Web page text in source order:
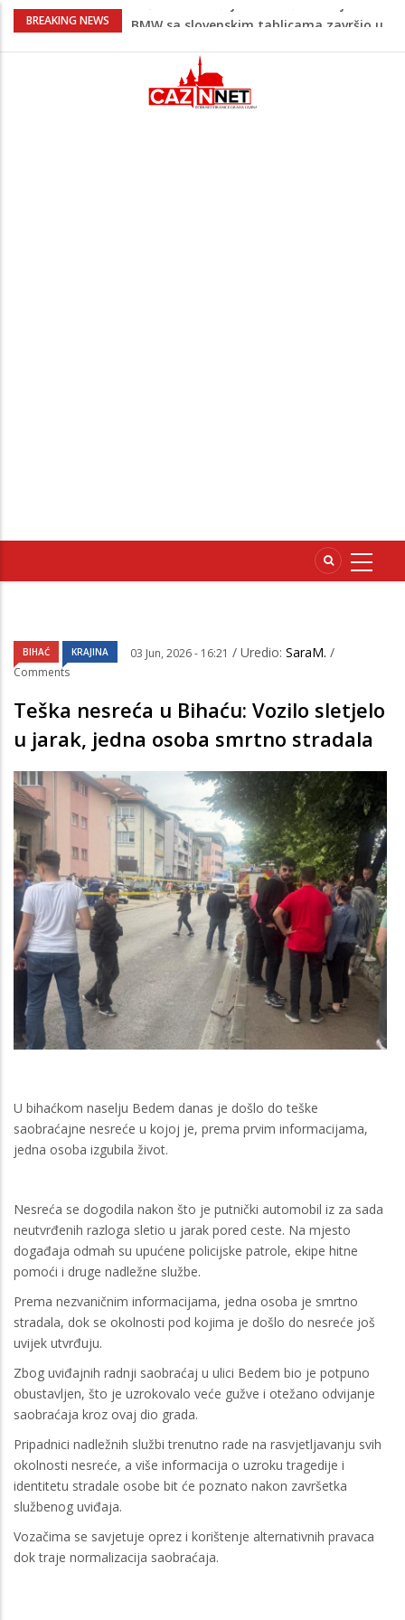
BREAKING NEWS
Evo gdje i kada nestaje struja u Krajini
Veće plate za hiljade zaposlenih u
Unsko-sanskom kantonu
Promet kroz Hormuški moreuz drastično
BIHAĆ KRAJINA 03 Jun, 2026 - 16:21 / Uredio: SaraM. /
Comments
Teška nesreća u Bihaću: Vozilo sletjelo
u jarak, jedna osoba smrtno stradala
U bihaćkom naselju Bedem danas je došlo do teške
saobraćajne nesreće u kojoj je, prema prvim informacijama,
jedna osoba izgubila život.
Nesreća se dogodila nakon što je putnički automobil iz za sada
neutvrđenih razloga sletio u jarak pored ceste. Na mjesto
događaja odmah su upućene policijske patrole, ekipe hitne
pomoći i druge nadležne službe.
Prema nezvaničnim informacijama, jedna osoba je smrtno
stradala, dok se okolnosti pod kojima je došlo do nesreće još
uvijek utvrđuju.
Zbog uviđajnih radnji saobraćaj u ulici Bedem bio je potpuno
obustavljen, što je uzrokovalo veće gužve i otežano odvijanje
saobraćaja kroz ovaj dio grada.
Pripadnici nadležnih službi trenutno rade na rasvjetljavanju svih
okolnosti nesreće, a više informacija o uzroku tragedije i
identitetu stradale osobe bit će poznato nakon završetka
službenog uviđaja.
Vozačima se savjetuje oprez i korištenje alternativnih pravaca
dok traje normalizacija saobraćaja.